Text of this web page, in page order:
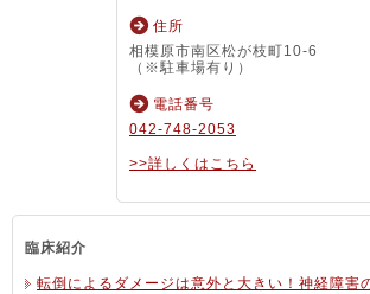
住所
相模原市南区松が枝町10-6
（※駐車場有り）
電話番号
042-748-2053
>>詳しくはこちら
臨床紹介
転倒によるダメージは意外と大きい！神経障害